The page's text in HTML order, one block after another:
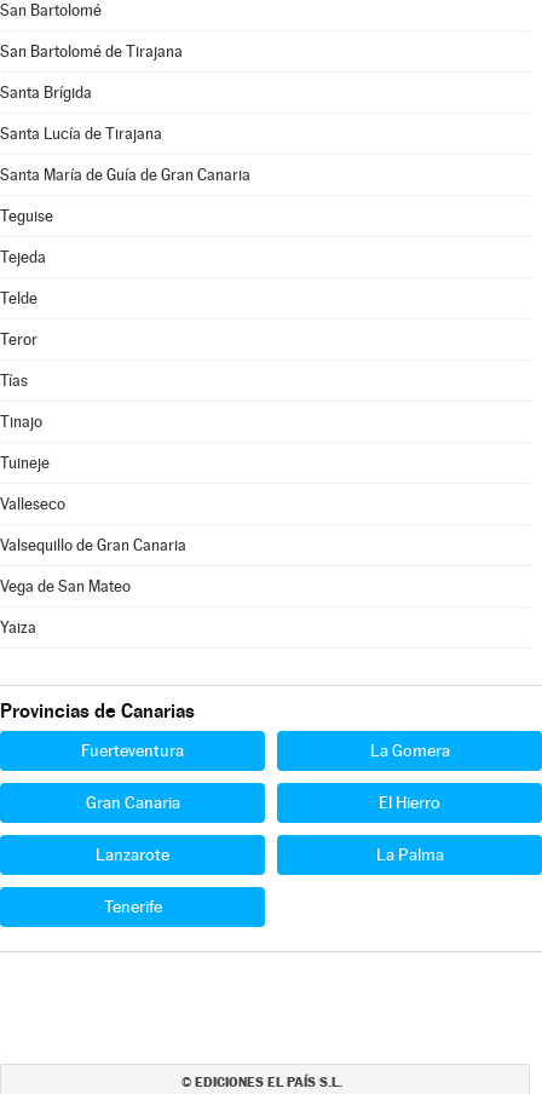
San Bartolomé
San Bartolomé de Tirajana
Santa Brígida
Santa Lucía de Tirajana
Santa María de Guía de Gran Canaria
Teguise
Tejeda
Telde
Teror
Tías
Tinajo
Tuineje
Valleseco
Valsequillo de Gran Canaria
Vega de San Mateo
Yaiza
Provincias de Canarias
Fuerteventura La Gomera
Gran Canaria El Hierro
Lanzarote La Palma
Tenerife
© EDICIONES EL PAÍS S.L.